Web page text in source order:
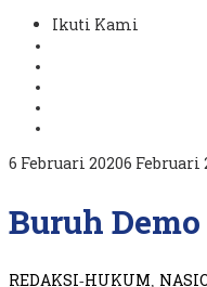
Ikuti Kami
6 Februari 20206 Februari
Buruh
REDAKSI-HUKUM